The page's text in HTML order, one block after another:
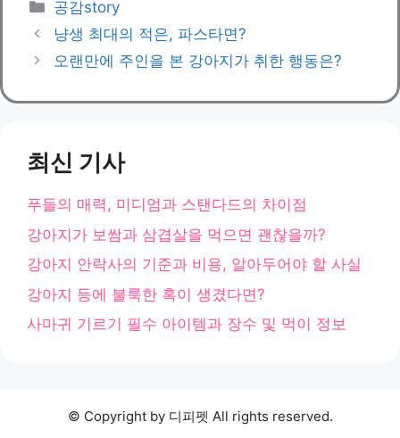
카
테
리
공감story
냥생 최대의 적은, 파스타면?
오랜만에 주인을 본 강아지가 취한 행동은?
최신 기사
푸들의 매력, 미디엄과 스탠다드의 차이점
강아지가 보쌈과 삼겹살을 먹으면 괜찮을까?
강아지 안락사의 기준과 비용, 알아두어야 할 사실
강아지 등에 불룩한 혹이 생겼다면?
사마귀 기르기 필수 아이템과 장수 및 먹이 정보
© Copyright by 디피펫 All rights reserved.